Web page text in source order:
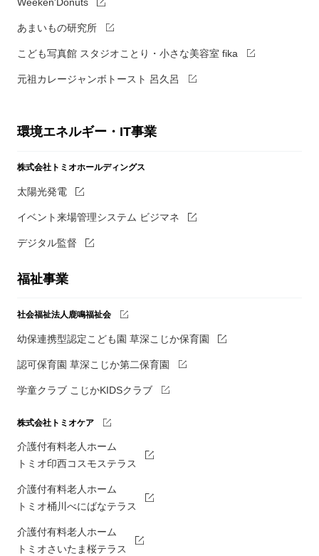
あまいもの研究所
こども写真館 スタジオことり・小さな美容室 fika
元祖カレージャンボトースト 呂久呂
環境エネルギー・IT事業
株式会社トミオホールディングス
太陽光発電
イベント来場管理システム ビジマネ
デジタル監督
福祉事業
社会福祉法人鹿鳴福祉会
幼保連携型認定こども園 草深こじか保育園
認可保育園 草深こじか第二保育園
学童クラブ こじかKIDSクラブ
株式会社トミオケア
介護付有料老人ホーム
トミオ印西コスモステラス
介護付有料老人ホーム
トミオ桶川べにばなテラス
介護付有料老人ホーム
トミオさいたま桜テラス